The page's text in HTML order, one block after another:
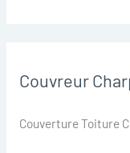
Couvreur
Couverture Toiture